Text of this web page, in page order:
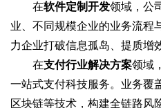
在软件定制开发领域，公
业、不同规模企业的业务流程
力企业打破信息孤岛、提质增
在支付行业解决方案领域
一站式支付科技服务。业务覆
区块链等技术，构建全链路风